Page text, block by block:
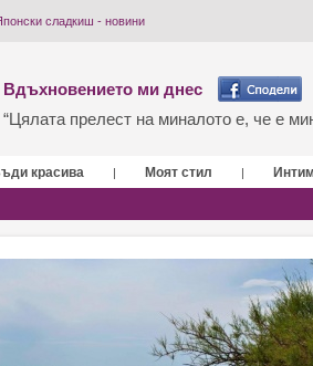
сладкиш - новини
Вдъхновението ми днес
“Цялата прелест на миналото е, че е
красива | Моят стил |